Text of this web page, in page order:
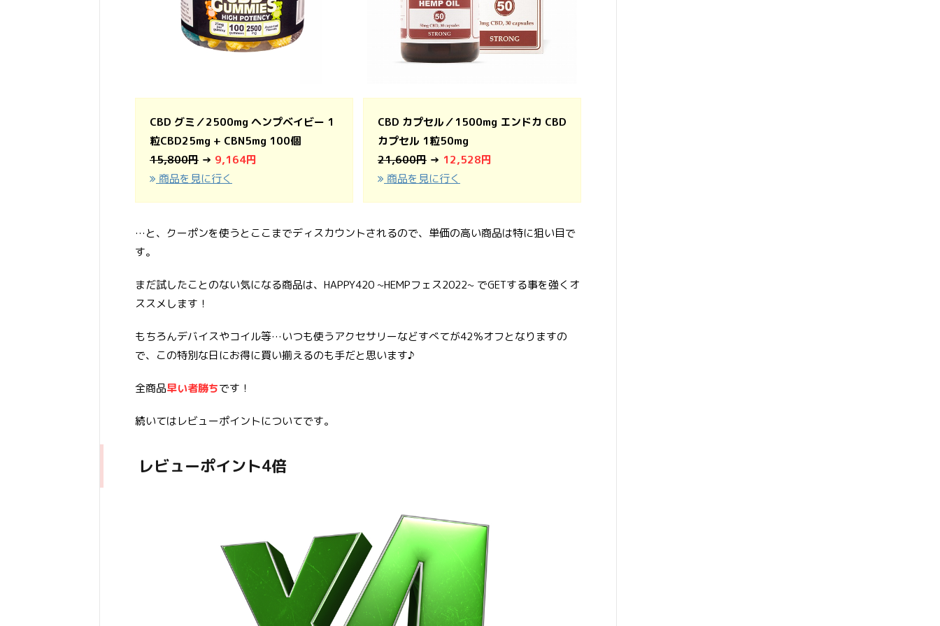
CBD グミ／2500mg ヘンプベイビー 1
粒CBD25mg + CBN5mg 100個
15,800円 → 9,164円
商品を見に行く
CBD カプセル／1500mg エンドカ CBD
カプセル 1粒50mg
21,600円 → 12,528円
商品を見に行く
…と、クーポンを使うとここまでディスカウントされるので、単価の高い商品は特に狙い目で
す。
まだ試したことのない気になる商品は、HAPPY420 ~HEMPフェス2022~ でGETする事を強くオ
ススメします！
もちろんデバイスやコイル等…いつも使うアクセサリーなどすべてが42％オフとなりますの
で、この特別な日にお得に買い揃えるのも手だと思います♪
全商品早い者勝ちです！
続いてはレビューポイントについてです。
レビューポイント4倍